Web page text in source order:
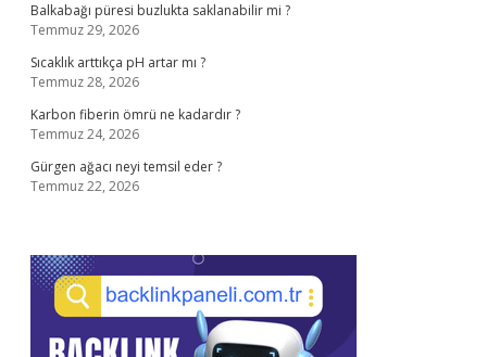
Balkabağı püresi buzlukta saklanabilir mi ?
Temmuz 29, 2026
Sıcaklık arttıkça pH artar mı ?
Temmuz 28, 2026
Karbon fiberin ömrü ne kadardır ?
Temmuz 24, 2026
Gürgen ağacı neyi temsil eder ?
Temmuz 22, 2026